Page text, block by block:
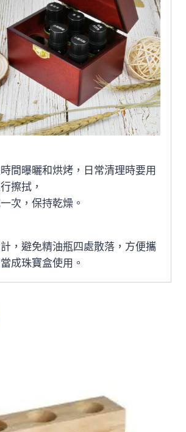
間曝曬和烘烤，日常清理時要用
擦拭，
次，保持乾燥。
，避免精油瓶四處散落，方便攜
成珠寶盒使用。